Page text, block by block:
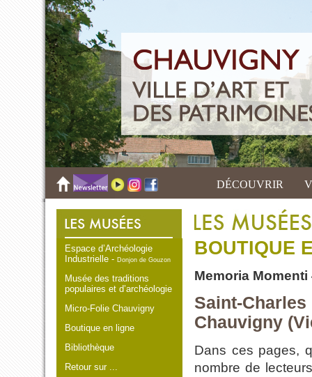
DÉCOUVRIR
Espace d’Archéologie
Industrielle -Donjon de Gouzon
Musée des traditions
populaires et d’archéologie
Micro-Folie Chauvigny
Boutique en ligne
Bibliothèque
Retour sur ...
BOUTIQUE
Memoria Momenti
Saint-
Chauvigny
Dans ces pages,
nombre de